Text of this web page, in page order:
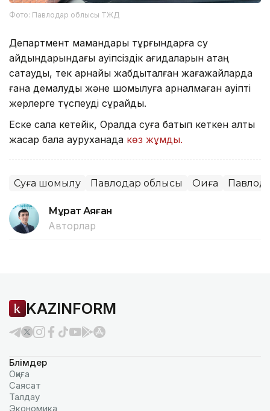
Фото: Павлодар облысы ТЖД
Департмент мамандары тұрғындарға су
айдындарындағы қауіпсіздік қағидаларын қатаң
сақтауды, тек арнайы жабдықталған жағажайларда
ғана демалуды және шомылуға арналмаған қауіпті
жерлерге түспеуді сұрайды.
Еске сала кетейік, Оралда суға батып кеткен алты
жасар бала ауруханада көз жұмды.
Суға шомылу Павлодар облысы Оқиға
Мұрат Аяған
Авторлар
KAZINFORM
Бөлімдер
Оқиға
Саясат
Талдау
Экономика